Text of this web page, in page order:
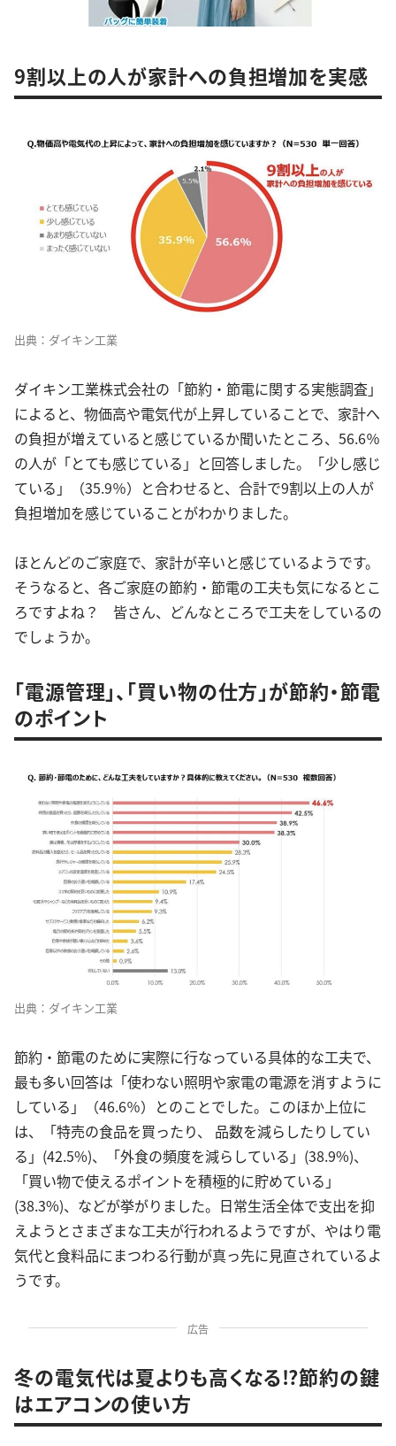
9割以上の人が家計への負担増加を実感
出典：ダイキン工業
ダイキン工業株式会社の「節約・節電に関する実態調査」
によると、物価高や電気代が上昇していることで、家計へ
の負担が増えていると感じているか聞いたところ、56.6％
の人が「とても感じている」と回答しました。「少し感じ
ている」（35.9％）と合わせると、合計で9割以上の人が
負担増加を感じていることがわかりました。
ほとんどのご家庭で、家計が辛いと感じているようです。
そうなると、各ご家庭の節約・節電の工夫も気になるとこ
ろですよね？ 皆さん、どんなところで工夫をしているの
でしょうか。
「電源管理」、「買い物の仕方」が節約・節電
のポイント
出典：ダイキン工業
節約・節電のために実際に行なっている具体的な工夫で、
最も多い回答は「使わない照明や家電の電源を消すように
している」（46.6％）とのことでした。このほか上位に
は、「特売の食品を買ったり、 品数を減らしたりしてい
る」(42.5%)、「外食の頻度を減らしている」(38.9%)、
「買い物で使えるポイントを積極的に貯めている」
(38.3%)、などが挙がりました。日常生活全体で支出を抑
えようとさまざまな工夫が行われるようですが、やはり電
気代と食料品にまつわる行動が真っ先に見直されているよ
うです。
広告
冬の電気代は夏よりも高くなる⁉節約の鍵
はエアコンの使い方